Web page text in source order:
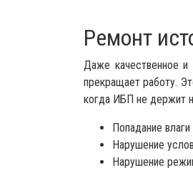
Ремонт
Даже качественное
прекращает работу.
когда ИБП не держит
Попадание
Нарушение
Нарушение